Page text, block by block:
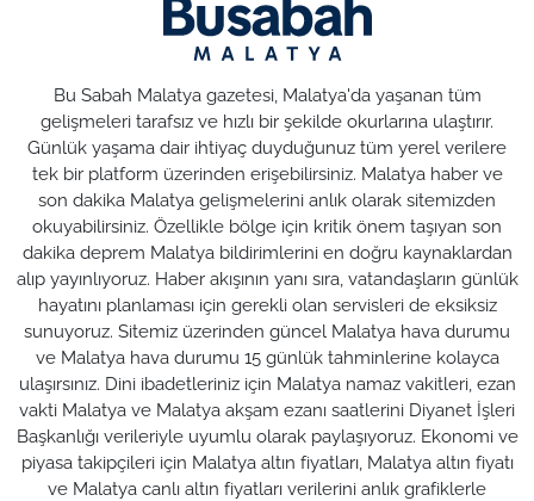
Bu Sabah Malatya gazetesi, Malatya'da yaşanan tüm
gelişmeleri tarafsız ve hızlı bir şekilde okurlarına ulaştırır.
Günlük yaşama dair ihtiyaç duyduğunuz tüm yerel verilere
tek bir platform üzerinden erişebilirsiniz. Malatya haber ve
son dakika Malatya gelişmelerini anlık olarak sitemizden
okuyabilirsiniz. Özellikle bölge için kritik önem taşıyan son
dakika deprem Malatya bildirimlerini en doğru kaynaklardan
alıp yayınlıyoruz. Haber akışının yanı sıra, vatandaşların günlük
hayatını planlaması için gerekli olan servisleri de eksiksiz
sunuyoruz. Sitemiz üzerinden güncel Malatya hava durumu
ve Malatya hava durumu 15 günlük tahminlerine kolayca
ulaşırsınız. Dini ibadetleriniz için Malatya namaz vakitleri, ezan
vakti Malatya ve Malatya akşam ezanı saatlerini Diyanet İşleri
Başkanlığı verileriyle uyumlu olarak paylaşıyoruz. Ekonomi ve
piyasa takipçileri için Malatya altın fiyatları, Malatya altın fiyatı
ve Malatya canlı altın fiyatları verilerini anlık grafiklerle